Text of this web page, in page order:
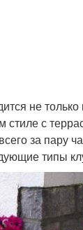
не только
с
за пару
типы